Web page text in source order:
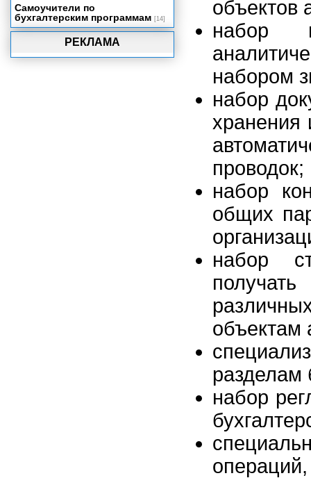
объектов
набор
набором
набор
хранения
проводок;
набор
общих
набор
объектам
разделам
набор
РЕКЛАМА
Самоучители по
бухгалтерским программам [14]